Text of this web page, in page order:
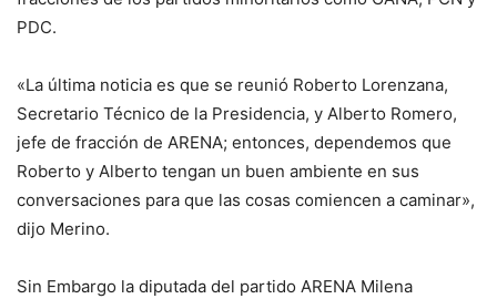
PDC.
«La última noticia es que se reunió Roberto Lorenzana,
Secretario Técnico de la Presidencia, y Alberto Romero,
jefe de fracción de ARENA; entonces, dependemos que
Roberto y Alberto tengan un buen ambiente en sus
conversaciones para que las cosas comiencen a caminar»,
dijo Merino.
Sin Embargo la diputada del partido ARENA Milena